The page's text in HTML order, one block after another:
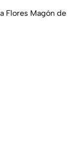
Flores Magón de